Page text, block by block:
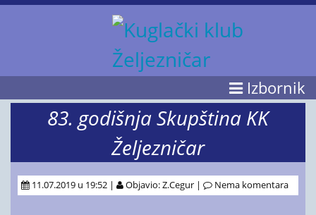
Izbornik
83. godišnja Skupština KK
Željezničar
11.07.2019 u 19:52 | Objavio: Z.Cegur | Nema komentara